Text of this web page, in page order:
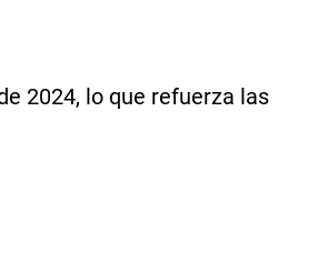
2024, lo que refuerza las